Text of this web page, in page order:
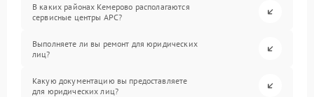
В каких районах Кемерово располагаются
сервисные центры APC?
Выполняете ли вы ремонт для юридических
лиц?
Какую документацию вы предоставляете
для юридических лиц?